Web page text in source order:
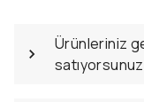
Ürünleriniz